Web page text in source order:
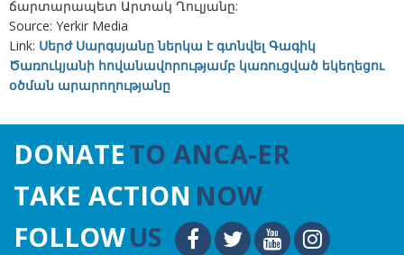
ճարտարապետ Արտակ Ղուլյանը:
Source: Yerkir Media
Link: Սերժ Սարգսյանը ներկա է գտնվել Գագիկ
Ծառուկյանի հովանավորությամբ կառուցված եկեղեցու
օծման արարողությանը
DONATETO ANCA-ER
TAKE ACTION NOW
FOLLOWUS